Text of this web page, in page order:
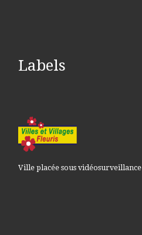
Labels
Ville placée sous vidéosurveillance